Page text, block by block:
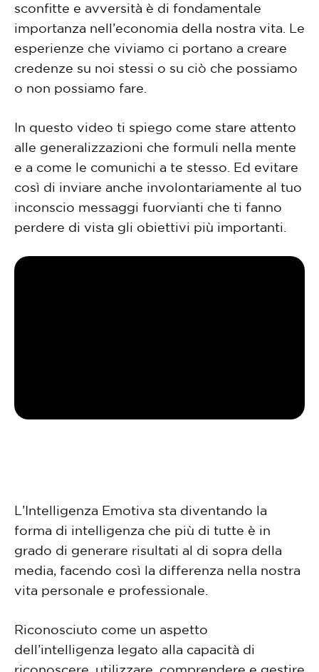
sconfitte e avversità è di fondamentale
importanza nell’economia della nostra vita. Le
esperienze che viviamo ci portano a creare
credenze su noi stessi o su ciò che possiamo
o non possiamo fare.
In questo video ti spiego come stare attento
alle generalizzazioni che formuli nella mente
e a come le comunichi a te stesso. Ed evitare
così di inviare anche involontariamente al tuo
inconscio messaggi fuorvianti che ti fanno
perdere di vista gli obiettivi più importanti.
L’Intelligenza Emotiva sta diventando la
forma di intelligenza che più di tutte è in
grado di generare risultati al di sopra della
media, facendo così la differenza nella nostra
vita personale e professionale.
Riconosciuto come un aspetto
dell’intelligenza legato alla capacità di
riconoscere, utilizzare, comprendere e gestire